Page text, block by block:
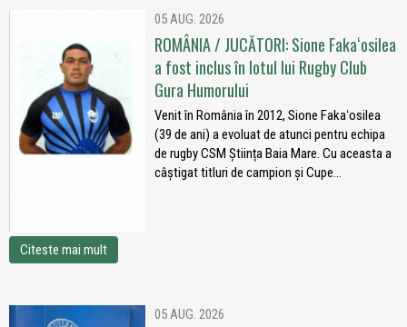
05 AUG. 2026
ROMÂNIA / JUCĂTORI: Sione Fakaʻosilea
a fost inclus în lotul lui Rugby Club
Gura Humorului
Venit în România în 2012, Sione Fakaʻosilea
(39 de ani) a evoluat de atunci pentru echipa
de rugby CSM Știința Baia Mare. Cu aceasta a
câștigat titluri de campion și Cupe...
Citeste mai mult
05 AUG. 2026